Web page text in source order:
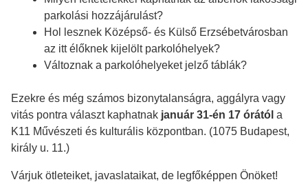
parkolási hozzájárulást?
Hol lesznek Középső- és Külső Erzsébetvárosban
az itt élőknek kijelölt parkolóhelyek?
Változnak a parkolóhelyeket jelző táblák?
Ezekre és még számos bizonytalanságra, aggályra vagy
vitás pontra választ kaphatnak január 31-én 17 órától a
K11 Művészeti és kulturális központban. (1075 Budapest,
király u. 11.)
Várjuk ötleteiket, javaslataikat, de legfőképpen Önöket!